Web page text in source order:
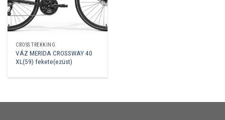
CROSS TREKKING
VÁZ MERIDA CROSSWAY 40
XL(59) fekete(ezüst)